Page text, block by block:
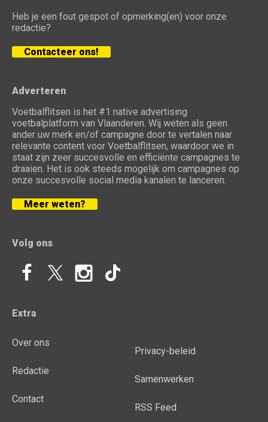
Heb je een fout gespot of opmerking(en) voor onze
redactie?
Contacteer ons!
Adverteren
Voetbalflitsen is het #1 native advertising
voetbalplatform van Vlaanderen. Wij weten als geen
ander uw merk en/of campagne door te vertalen naar
relevante content voor Voetbalflitsen, waardoor we in
staat zijn zeer succesvolle en efficiënte campagnes te
draaien. Het is ook steeds mogelijk om campagnes op
onze succesvolle social media kanalen te lanceren.
Meer weten?
Volg ons
Extra
Over ons
Redactie
Contact
Privacy-beleid
Samenwerken
RSS Feed